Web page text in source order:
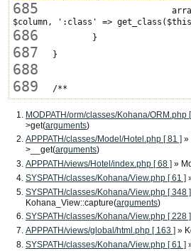
685
686
687
688
689
MODPATH/orm/classes/Kohana/ORM.php
>get(arguments)
APPPATH/classes/Model/Hotel.php [ 81 ] »
>__get(arguments)
APPPATH/views/Hotel/index.php [ 68 ] »
SYSPATH/classes/Kohana/View.php [ 61 ]
SYSPATH/classes/Kohana/View.php [ 348 ]
Kohana_View::capture(arguments)
SYSPATH/classes/Kohana/View.php [ 228 ]
APPPATH/views/global/html.php [ 163 ] »
SYSPATH/classes/Kohana/View.php [ 61 ]